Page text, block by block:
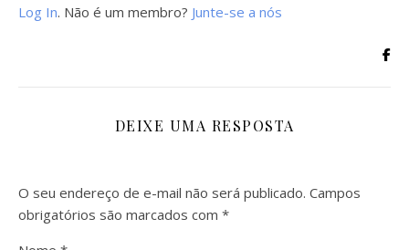
Log In. Não é um membro? Junte-se a nós
DEIXE UMA RESPOSTA
O seu endereço de e-mail não será publicado. Campos
obrigatórios são marcados com *